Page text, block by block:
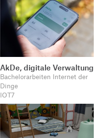
AkDe, digitale Verwaltung
Bachelorarbeiten Internet der
Dinge
IOT7